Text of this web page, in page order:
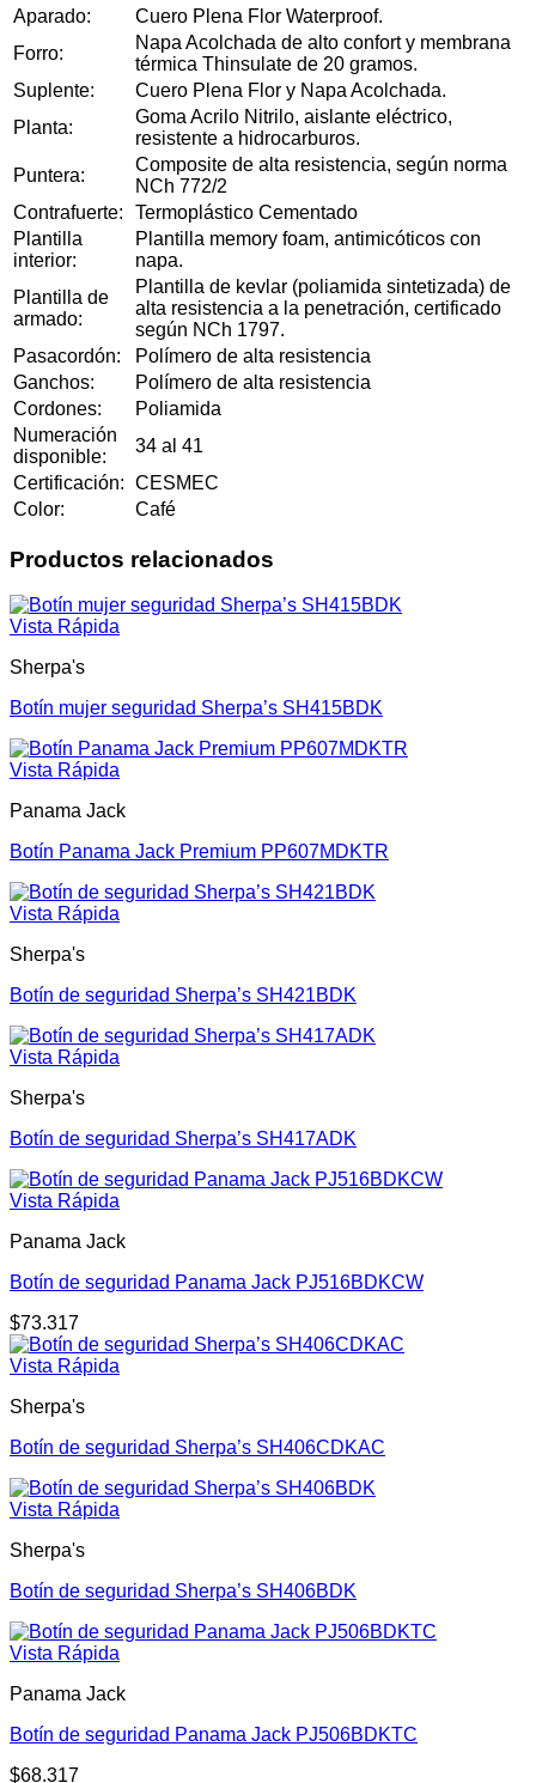
Aparado:
Cuero Plena Flor Waterproof.
Forro:
Napa Acolchada de alto confort y membrana
térmica Thinsulate de 20 gramos.
Suplente:
Cuero Plena Flor y Napa Acolchada.
Planta:
Goma Acrilo Nitrilo, aislante eléctrico,
resistente a hidrocarburos.
Puntera:
Composite de alta resistencia, según norma
NCh 772/2
Contrafuerte:
Termoplástico Cementado
Plantilla
interior:
Plantilla memory foam, antimicóticos con
napa.
Plantilla de
armado:
Plantilla de kevlar (poliamida sintetizada) de
alta resistencia a la penetración, certificado
según NCh 1797.
Pasacordón:
Polímero de alta resistencia
Ganchos:
Polímero de alta resistencia
Cordones:
Poliamida
Numeración
disponible:
34 al 41
Certificación: CESMEC
Color:
Café
Productos relacionados
Vista Rápida
Sherpa's
Botín mujer seguridad Sherpa’s SH415BDK
Vista Rápida
Panama Jack
Botín Panama Jack Premium PP607MDKTR
Vista Rápida
Sherpa's
Botín de seguridad Sherpa’s SH421BDK
Vista Rápida
Sherpa's
Botín de seguridad Sherpa’s SH417ADK
Vista Rápida
Panama Jack
Botín de seguridad Panama Jack PJ516BDKCW
$73.317
Vista Rápida
Sherpa's
Botín de seguridad Sherpa’s SH406CDKAC
Vista Rápida
Sherpa's
Botín de seguridad Sherpa’s SH406BDK
Vista Rápida
Panama Jack
Botín de seguridad Panama Jack PJ506BDKTC
$68.317